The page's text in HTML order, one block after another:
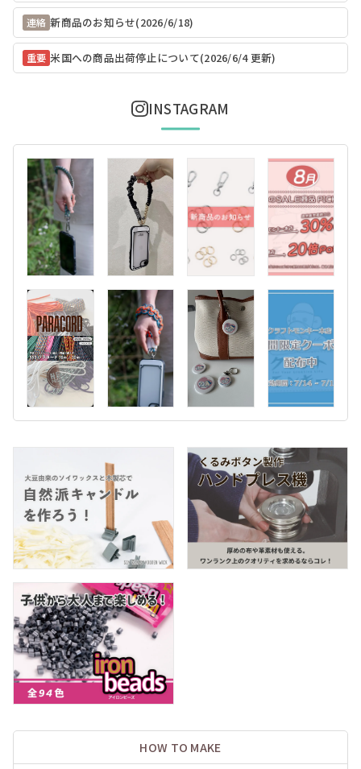
連絡 新商品のお知らせ(2026/6/18)
重要 米国への商品出荷停止について(2026/6/4 更新)
INSTAGRAM
HOW TO MAKE